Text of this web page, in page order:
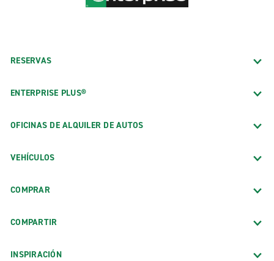
RESERVAS
ENTERPRISE PLUS®
OFICINAS DE ALQUILER DE AUTOS
VEHÍCULOS
COMPRAR
COMPARTIR
INSPIRACIÓN